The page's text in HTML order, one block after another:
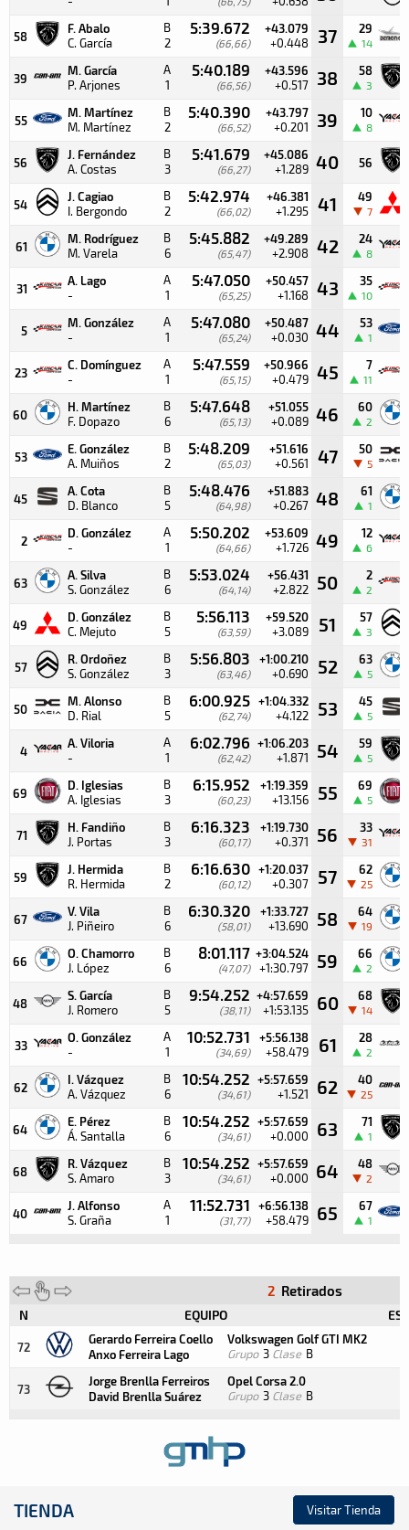
58
F. Abalo
C. García
B
2
5:39.672
(66,66)
+43.079
+0.448 37 29
14
39
M. García
P. Arjones
A
1
5:40.189
(66,56)
+43.596
+0.517 38 58
3
55
M. Martínez
M. Martínez
B
2
5:40.390
(66,52)
+43.797
+0.201 39 10
8
56
J. Fernández
A. Costas
B
3
5:41.679
(66,27)
+45.086
+1.289 40 56
54
J. Cagiao
I. Bergondo
B
2
5:42.974
(66,02)
+46.381
+1.295 41 49
7
61
M. Rodríguez
M. Varela
B
6
5:45.882
(65,47)
+49.289
+2.908 42 24
8
31
A. Lago
-
A
1
5:47.050
(65,25)
+50.457
+1.168 43 35
10
5
M. González
-
A
1
5:47.080
(65,24)
+50.487
+0.030 44 53
1
23
C. Domínguez
-
A
1
5:47.559
(65,15)
+50.966
+0.479 45 7
11
60
H. Martínez
F. Dopazo
B
6
5:47.648
(65,13)
+51.055
+0.089 46 60
2
53
E. González
A. Muiños
B
2
5:48.209
(65,03)
+51.616
+0.561 47 50
5
45
A. Cota
D. Blanco
B
5
5:48.476
(64,98)
+51.883
+0.267 48 61
1
2
D. González
-
A
1
5:50.202
(64,66)
+53.609
+1.726 49 12
6
63
A. Silva
S. González
B
6
5:53.024
(64,14)
+56.431
+2.822 50 2
2
49
D. González
C. Mejuto
B
5
5:56.113
(63,59)
+59.520
+3.089 51 57
3
57
R. Ordoñez
S. González
B
3
5:56.803
(63,46)
+1:00.210
+0.690 52 63
5
50
M. Alonso
D. Rial
B
5
6:00.925
(62,74)
+1:04.332
+4.122 53 45
5
4
A. Viloria
-
A
1
6:02.796
(62,42)
+1:06.203
+1.871 54 59
5
69
D. Iglesias
A. Iglesias
B
3
6:15.952
(60,23)
+1:19.359
+13.156 55 69
5
71
H. Fandiño
J. Portas
B
3
6:16.323
(60,17)
+1:19.730
+0.371 56 33
31
59
J. Hermida
R. Hermida
B
2
6:16.630
(60,12)
+1:20.037
+0.307 57 62
25
67
V. Vila
J. Piñeiro
B
6
6:30.320
(58,01)
+1:33.727
+13.690 58 64
19
66
O. Chamorro
J. López
B
6
8:01.117
(47,07)
+3:04.524
+1:30.797 59 66
2
48
S. García
J. Romero
B
5
9:54.252
(38,11)
+4:57.659
+1:53.135 60 68
14
33
O. González
-
A
1
10:52.731
(34,69)
+5:56.138
+58.479 61 28
2
62
I. Vázquez
A. Vázquez
B
6
10:54.252
(34,61)
+5:57.659
+1.521 62 40
25
64
E. Pérez
Á. Santalla
B
6
10:54.252
(34,61)
+5:57.659
+0.000 63 71
1
68
R. Vázquez
S. Amaro
B
3
10:54.252
(34,61)
+5:57.659
+0.000 64 48
2
40
J. Alfonso
S. Graña
A
1
11:52.731
(31,77)
+6:56.138
+58.479 65 67
1
2 Retirados
N EQUIPO
72
Gerardo Ferreira Coello
Anxo Ferreira Lago
Volkswagen Golf GTI MK2
Grupo 3 Clase B
73
Jorge Brenlla Ferreiros
David Brenlla Suárez
Opel Corsa 2.0
Grupo 3 Clase B
TIENDA Visitar Tienda